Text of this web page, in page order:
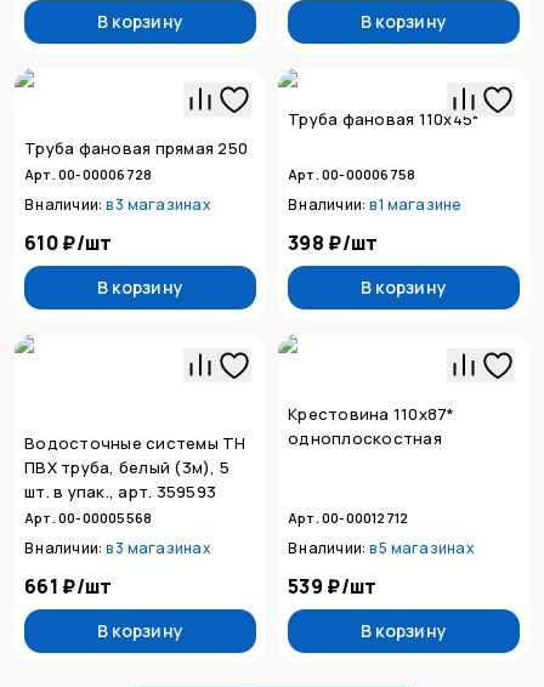
В корзину В корзину
Труба фановая прямая 250
Арт. 00-00006728
В наличии: в3 магазинах
610 ₽/шт
В корзину
Труба фановая 110х45*
Арт. 00-00006758
В наличии: в1 магазине
398 ₽/шт
В корзину
Водосточные системы ТН
ПВХ труба, белый (3м), 5
шт. в упак., арт. 359593
Арт. 00-00005568
В наличии: в3 магазинах
661 ₽/шт
В корзину
Крестовина 110х87*
одноплоскостная
Арт. 00-00012712
В наличии: в5 магазинах
539 ₽/шт
В корзину